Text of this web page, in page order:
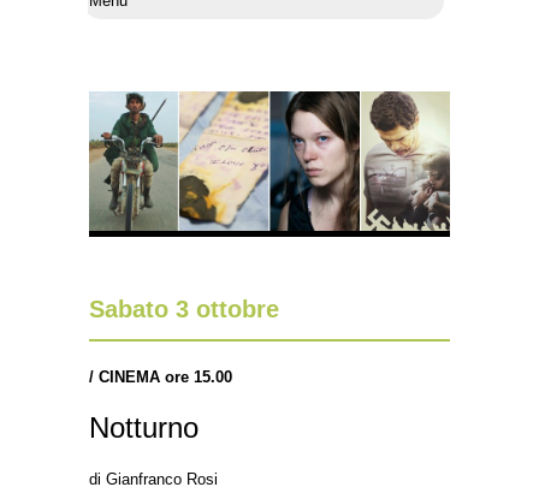
Sabato 3 ottobre
/ CINEMA ore 15.00
Notturno
di Gianfranco Rosi